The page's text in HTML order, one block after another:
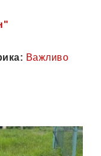
Важливо